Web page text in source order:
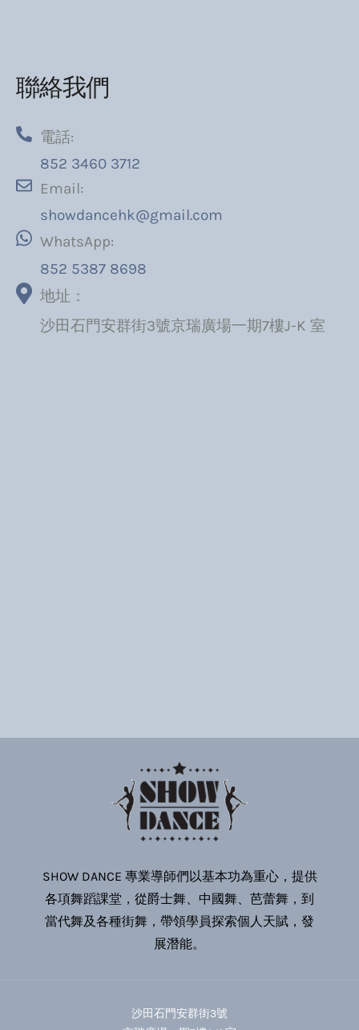
聯絡我們
電話:
852 3460 3712
Email:
showdancehk@gmail.com
WhatsApp:
852 5387 8698
地址：
沙田石門安群街3號京瑞廣場一期7樓J-K 室
SHOW DANCE 專業導師們以基本功為重心，提供
各項舞蹈課堂，從爵士舞、中國舞、芭蕾舞，到
當代舞及各種街舞，帶領學員探索個人天賦，發
展潛能。
沙田石門安群街3號